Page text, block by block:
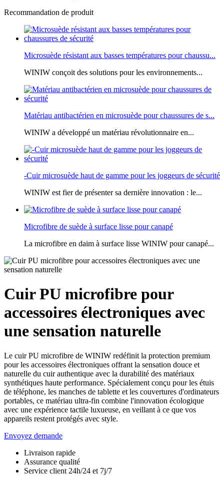
Recommandation de produit
Microsuède résistant aux basses températures pour chaussu...
WINIW conçoit des solutions pour les environnements...
Matériau antibactérien en microsuède pour chaussures de s...
WINIW a développé un matériau révolutionnaire en...
-Cuir microsuède haut de gamme pour les joggeurs de sécurité
WINIW est fier de présenter sa dernière innovation : le...
Microfibre de suède à surface lisse pour canapé
La microfibre en daim à surface lisse WINIW pour canapé...
Cuir PU microfibre pour
accessoires électroniques avec
une sensation naturelle
Le cuir PU microfibre de WINIW redéfinit la protection premium
pour les accessoires électroniques offrant la sensation douce et
naturelle du cuir authentique avec la durabilité des matériaux
synthétiques haute performance. Spécialement conçu pour les étuis
de téléphone, les manches de tablette et les couvertures d'ordinateurs
portables, ce matériau ultra-fin combine l'innovation écologique
avec une expérience tactile luxueuse, en veillant à ce que vos
appareils restent protégés avec style.
Envoyez demande
Livraison rapide
Assurance qualité
Service client 24h/24 et 7j/7